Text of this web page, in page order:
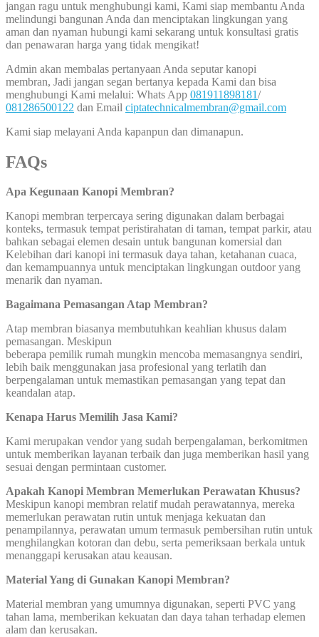
jangan ragu untuk menghubungi kami, Kami siap membantu Anda
melindungi bangunan Anda dan menciptakan lingkungan yang
aman dan nyaman hubungi kami sekarang untuk konsultasi gratis
dan penawaran harga yang tidak mengikat!
Admin akan membalas pertanyaan Anda seputar kanopi
membran, Jadi jangan segan bertanya kepada Kami dan bisa
menghubungi Kami melalui: Whats App 081911898181/
081286500122 dan Email ciptatechnicalmembran@gmail.com
Kami siap melayani Anda kapanpun dan dimanapun.
FAQs
Apa Kegunaan Kanopi Membran?
Kanopi membran terpercaya sering digunakan dalam berbagai
konteks, termasuk tempat peristirahatan di taman, tempat parkir, atau
bahkan sebagai elemen desain untuk bangunan komersial dan
Kelebihan dari kanopi ini termasuk daya tahan, ketahanan cuaca,
dan kemampuannya untuk menciptakan lingkungan outdoor yang
menarik dan nyaman.
Bagaimana Pemasangan Atap Membran?
Atap membran biasanya membutuhkan keahlian khusus dalam
pemasangan. Meskipun
beberapa pemilik rumah mungkin mencoba memasangnya sendiri,
lebih baik menggunakan jasa profesional yang terlatih dan
berpengalaman untuk memastikan pemasangan yang tepat dan
keandalan atap.
Kenapa Harus Memilih Jasa Kami?
Kami merupakan vendor yang sudah berpengalaman, berkomitmen
untuk memberikan layanan terbaik dan juga memberikan hasil yang
sesuai dengan permintaan customer.
Apakah Kanopi Membran Memerlukan Perawatan Khusus?
Meskipun kanopi membran relatif mudah perawatannya, mereka
memerlukan perawatan rutin untuk menjaga kekuatan dan
penampilannya, perawatan umum termasuk pembersihan rutin untuk
menghilangkan kotoran dan debu, serta pemeriksaan berkala untuk
menanggapi kerusakan atau keausan.
Material Yang di Gunakan Kanopi Membran?
Material membran yang umumnya digunakan, seperti PVC yang
tahan lama, memberikan kekuatan dan daya tahan terhadap elemen
alam dan kerusakan.